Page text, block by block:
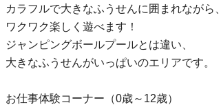
カラフルで大きなふうせんに囲まれながら、
ワクワク楽しく遊べます！
ジャンピングボールプールとは違い、
大きなふうせんがいっぱいのエリアです。
お仕事体験コーナー（0歳～12歳）